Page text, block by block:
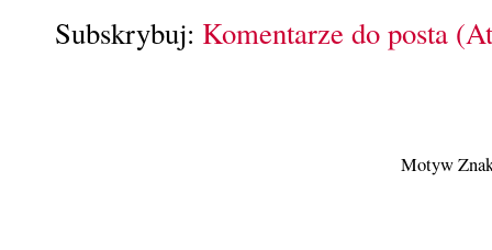
Subskrybuj: Komentarze do posta
Motyw